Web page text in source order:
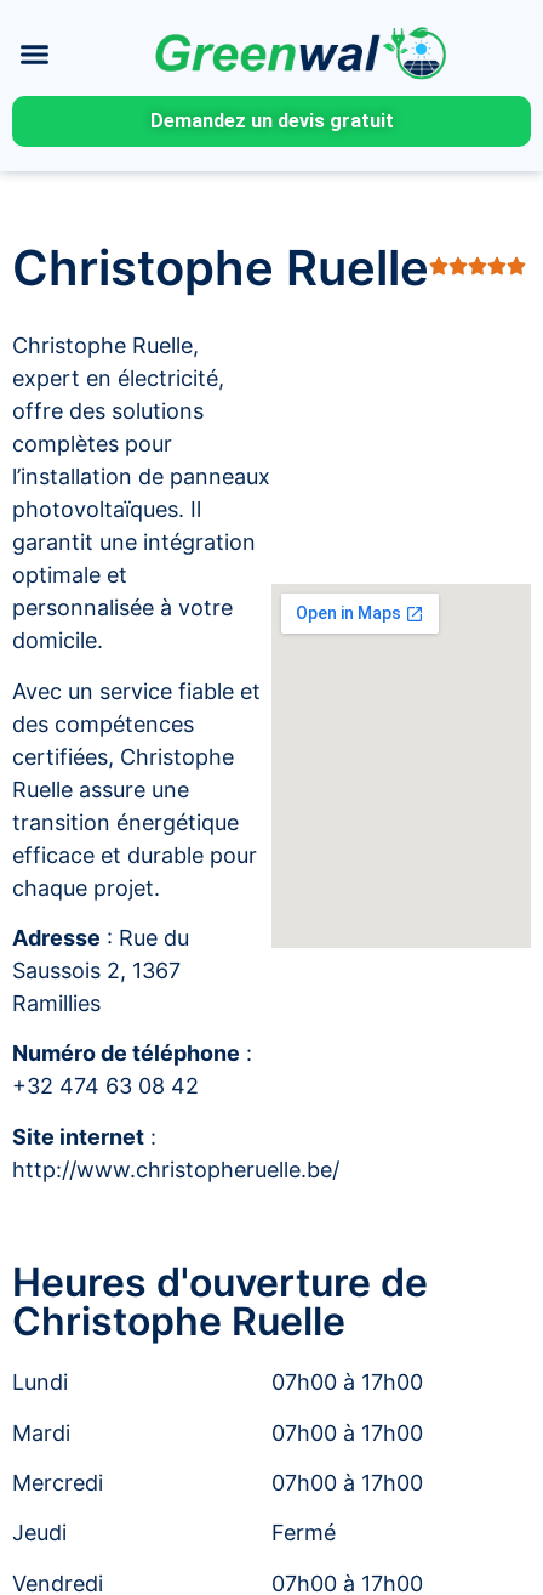
Demandez un devis gratuit
Christophe Ruelle
Christophe Ruelle,
expert en électricité,
offre des solutions
complètes pour
l’installation de panneaux
photovoltaïques. Il
garantit une intégration
optimale et
personnalisée à votre
domicile.
Avec un service fiable et
des compétences
certifiées, Christophe
Ruelle assure une
transition énergétique
efficace et durable pour
chaque projet.
Adresse : Rue du
Saussois 2, 1367
Ramillies
Numéro de téléphone :
+32 474 63 08 42
Site internet :
http://www.christopheruelle.be/
Heures d'ouverture de
Christophe Ruelle
Lundi
07h00 à 17h00
Mardi
07h00 à 17h00
Mercredi
07h00 à 17h00
Jeudi
Fermé
Vendredi
07h00 à 17h00